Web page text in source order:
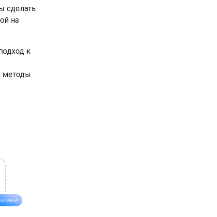
сделать
на
к
методы